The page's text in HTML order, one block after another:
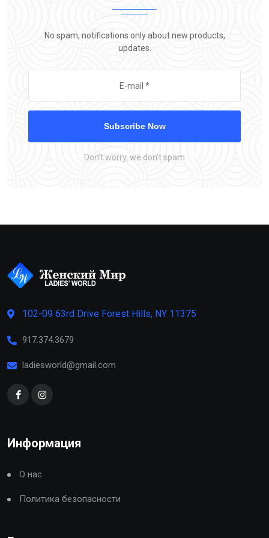
No spam, notifications only about new products,
updates.
Subscribe Now
Don’t worry, we don’t spam
102-09 63rd Drive Forest Hills, NY 11375
917.374.3679
ladiesworld@gmail.com
Информация
О нас
Политика безопасности